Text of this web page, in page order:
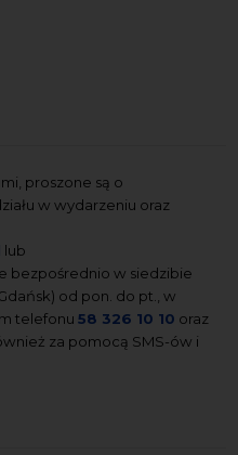
proszone są o
w wydarzeniu oraz
lub
bezpośrednio w siedzibie
od pon. do pt., w
telefonu58 326 10 10 oraz
za pomocą SMS-ów i